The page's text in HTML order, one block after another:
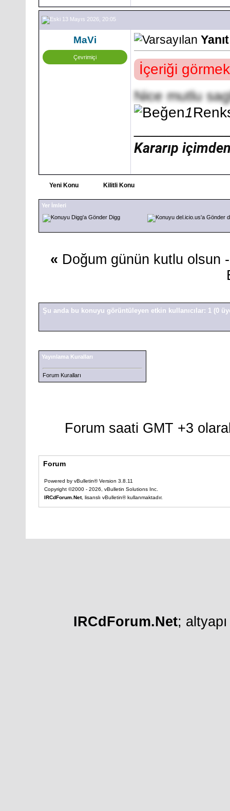
13 Mayıs 2026, 20:05
MaVi
Çevrimiçi
İçeriği
Nice mutlu
1
Kararıp
Yeni Konu Kilitli Konu
Yer İmleri
Digg
« Doğum günün kutlu olsun
Şu anda bu konuyu görüntüleyen etkin kullanıcılar: 1 (0
Yayınlama Kuralları
Forum Kuralları
Forum saati GMT +3
Forum
Powered by vBulletin® Version 3.8.11
Copyright ©2000 - 2026, vBulletin Solutions Inc.
IRCdForum.Net, lisanslı vBulletin® kullanmaktadır.
IRCdForum.Net;